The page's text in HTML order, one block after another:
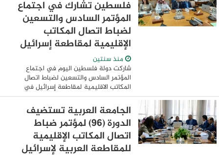
فلسطين تشارك في اجتماع
المؤتمر السادس والتسعين
لضباط اتصال المكاتب
الإقليمية لمقاطعة إسرائيل
منذ سنتين
شاركت دولة فلسطين اليوم في اجتماع
المؤتمر السادس والتسعين لضباط اتصال
المكاتب الاقليمية لمقاطعة إسرائيل في
الدول العربية، والذي يعقد بمقر جامعة الدول
العربية على مدار يومين؛ حيث تمت مناقشة
البنود ...
الجامعة العربية تستضيف
الدورة (96) لمؤتمر ضباط
اتصال المكاتب الإقليمية
للمقاطعة العربية لإسرائيل